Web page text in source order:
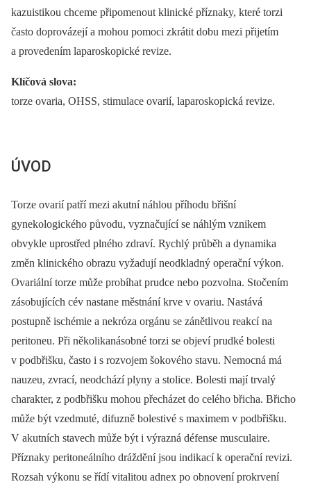
kazuistikou chceme připomenout klinické příznaky, které torzi
často doprovázejí a mohou pomoci zkrátit dobu mezi přijetím
a provedením laparoskopické revize.
Klíčová slova:
torze ovaria, OHSS, stimulace ovarií, laparoskopická revize.
ÚVOD
Torze ovarií patří mezi akutní náhlou příhodu břišní
gynekologického původu, vyznačující se náhlým vznikem
obvykle uprostřed plného zdraví. Rychlý průběh a dynamika
změn klinického obrazu vyžadují neodkladný operační výkon.
Ovariální torze může probíhat prudce nebo pozvolna. Stočením
zásobujících cév nastane městnání krve v ovariu. Nastává
postupně ischémie a nekróza orgánu se zánětlivou reakcí na
peritoneu. Při několikanásobné torzi se objeví prudké bolesti
v podbřišku, často i s rozvojem šokového stavu. Nemocná má
nauzeu, zvrací, neodchází plyny a stolice. Bolesti mají trvalý
charakter, z podbřišku mohou přecházet do celého břicha. Břicho
může být vzedmuté, difuzně bolestivé s maximem v podbřišku.
V akutních stavech může být i výrazná défense musculaire.
Příznaky peritoneálního dráždění jsou indikací k operační revizi.
Rozsah výkonu se řídí vitalitou adnex po obnovení prokrvení